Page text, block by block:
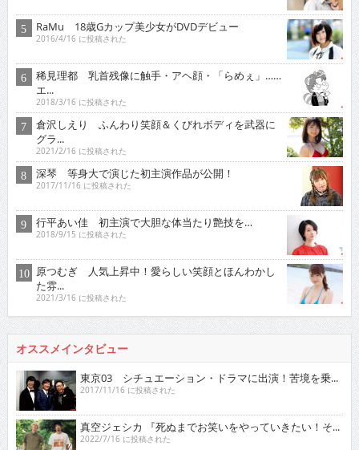
RaMu 18歳Gカップ美少女がDVDデビュー
2016/4/16 に投稿された
稀見理都 乳首残像に触手・アヘ顔・「らめぇ」……
エ...
2018/3/16 に投稿された
倉沢しえり ふんわり笑顔＆くびれボディを武器に
グラ...
2021/2/16 に投稿された
深琴 等身大で演じた初主演作品が公開！
2017/11/16 に投稿された
行平あい佳 初主演で大胆な体当たり艶技を…
2018/9/15 に投稿された
原つむぎ 人気上昇中！愛らしい笑顔とほんわかし
た雰...
2021/3/16 に投稿された
オススメインタビュー
東京03 シチュエーション・ドラマに出演！苦境を乗...
2017/11/16 に投稿された
真空ジェシカ 『死ぬまでお笑いをやっていきたい！そ...
2022/7/16 に投稿された